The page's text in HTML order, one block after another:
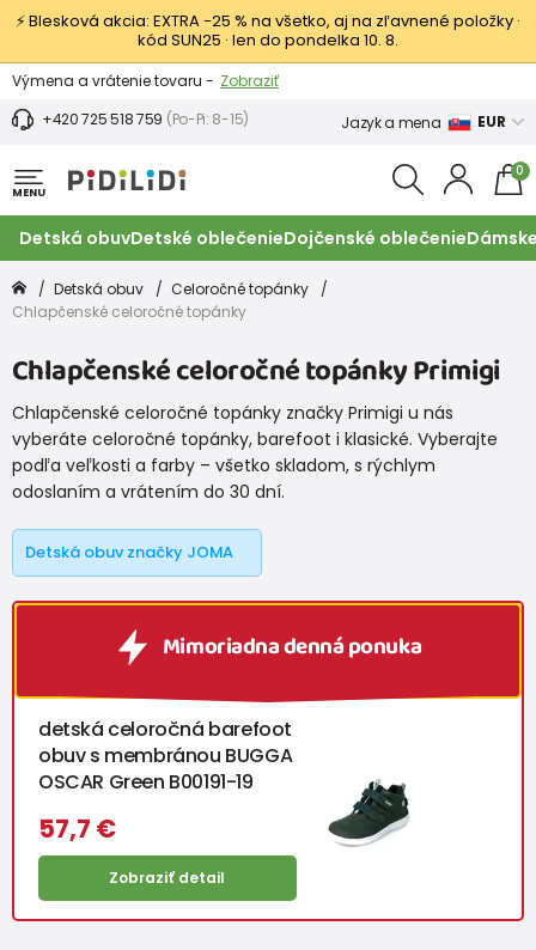
⚡ Blesková akcia: EXTRA −25 % na všetko, aj na zľavnené položky ·
kód SUN25 · len do pondelka 10. 8.
Výmena a vrátenie tovaru - Zobraziť
Zľava 3,80 EUR na prvý nákup - Podmienky
+420 725 518 759 (Po-Pi: 8-15) Jazyk a mena EUR
MENU
0
Detská obuvDetské oblečenieDojčenské oblečenie
Detská obuv
Celoročné topánky
Chlapčenské celoročné topánky
Chlapčenské celoročné topánky Primigi
Chlapčenské celoročné topánky značky Primigi u nás
vyberáte celoročné topánky, barefoot i klasické. Vyberajte
podľa veľkosti a farby – všetko skladom, s rýchlym
odoslaním a vrátením do 30 dní.
Detská obuv značky JOMA
Mimoriadna denná ponuka
detská celoročná barefoot
obuv s membránou BUGGA
OSCAR Green B00191-19
57,7 €
Zobraziť detail